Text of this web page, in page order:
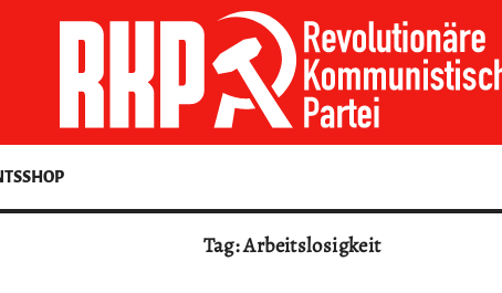
SHOP
Tag: Arbeitslosigkeit